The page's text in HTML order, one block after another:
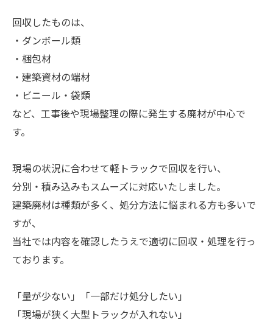
回収したものは、
・ダンボール類
・梱包材
・建築資材の端材
・ビニール・袋類
など、工事後や現場整理の際に発生する廃材が中心で
す。
現場の状況に合わせて軽トラックで回収を行い、
分別・積み込みもスムーズに対応いたしました。
建築廃材は種類が多く、処分方法に悩まれる方も多いで
すが、
当社では内容を確認したうえで適切に回収・処理を行っ
ております。
「量が少ない」「一部だけ処分したい」
「現場が狭く大型トラックが入れない」